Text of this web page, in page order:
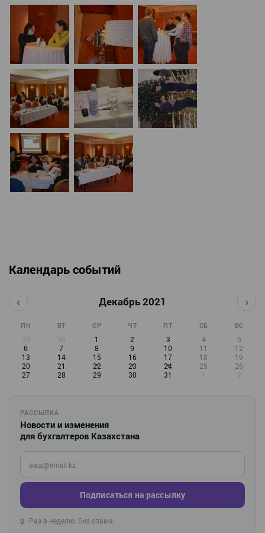
Календарь событий
‹ Декабрь 2021 ›
ПН ВТ СР ЧТ ПТ СБ ВС
29 30 1 2 3 4
5
6
7 8 9 10 11
12
13
14 15 16 17 18
19
20
21 22 23 24 25
26
27
28 29 30 31 1 2
РАССЫЛКА
Новости и изменения
для бухгалтеров Казахстана
Введите ваш e-mail
Подписаться на рассылку
🔒 Раз в неделю. Без спама.